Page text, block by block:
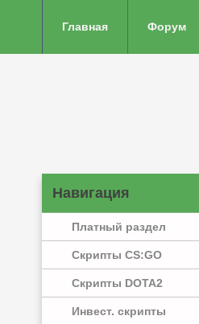
Главная Форум
Навигация
Платный раздел
Скрипты CS:GO
Скрипты DOTA2
Инвест. скрипты